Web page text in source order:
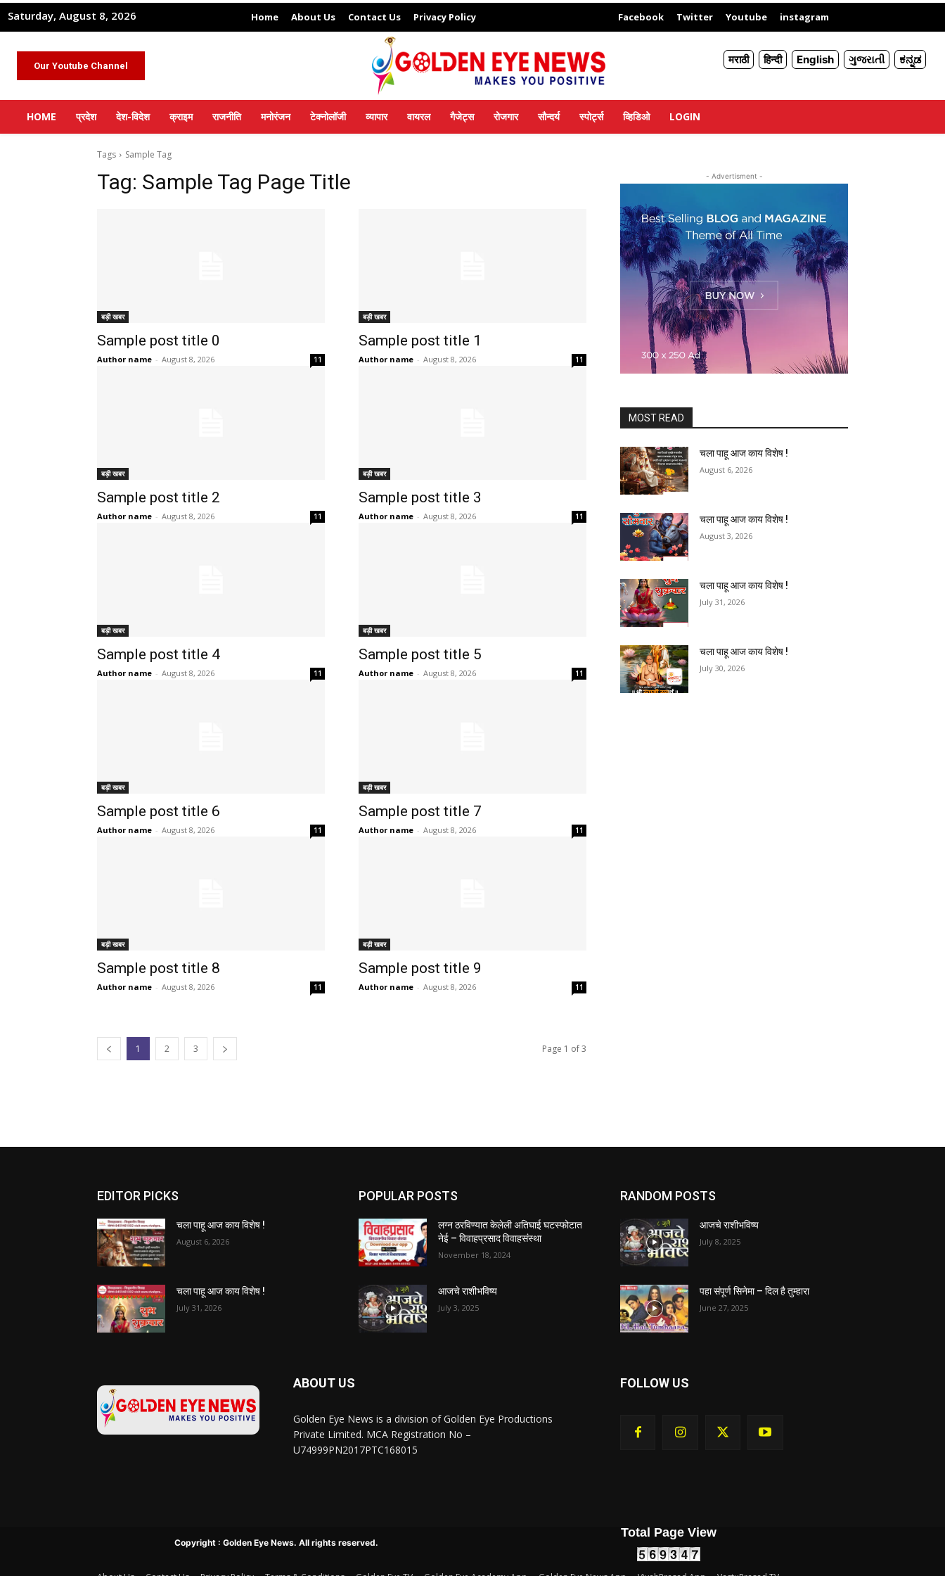
Saturday, August 8, 2026 Home About Us Contact Us Privacy Policy Facebook Twitter Youtube instagram
Our Youtube Channel मराठी हिन्दी English ગુજરાતી ಕನ್ನಡ
HOME प्रदेश देश-विदेश क्राइम राजनीति मनोरंजन टेक्नोलॉजी व्यापार वायरल गैजेट्स रोजगार सौन्दर्य स्पोर्ट्स व्हिडिओ LOGIN
Tags Sample Tag
Tag: Sample Tag Page Title
बड़ी खबर
Sample post title 0
Author name - August 8, 2026 11
बड़ी खबर
Sample post title 1
Author name - August 8, 2026 11
बड़ी खबर
Sample post title 2
Author name - August 8, 2026 11
बड़ी खबर
Sample post title 3
Author name - August 8, 2026 11
बड़ी खबर
Sample post title 4
Author name - August 8, 2026 11
बड़ी खबर
Sample post title 5
Author name - August 8, 2026 11
बड़ी खबर
Sample post title 6
Author name - August 8, 2026 11
बड़ी खबर
Sample post title 7
Author name - August 8, 2026 11
बड़ी खबर
Sample post title 8
Author name - August 8, 2026 11
बड़ी खबर
Sample post title 9
Author name - August 8, 2026 11
1 2 3 Page 1 of 3
- Advertisment -
MOST READ
चला पाहू आज काय विशेष !
August 6, 2026
चला पाहू आज काय विशेष !
August 3, 2026
चला पाहू आज काय विशेष !
July 31, 2026
चला पाहू आज काय विशेष !
July 30, 2026
EDITOR PICKS
चला पाहू आज काय विशेष !
August 6, 2026
चला पाहू आज काय विशेष !
July 31, 2026
POPULAR POSTS
लग्न ठरविण्यात केलेली अतिघाई घटस्फोटात
नेई – विवाहप्रसाद विवाहसंस्था
November 18, 2024
आजचे राशीभविष्य
July 3, 2025
RANDOM POSTS
आजचे राशीभविष्य
July 8, 2025
पहा संपूर्ण सिनेमा – दिल है तुम्हारा
June 27, 2025
ABOUT US
Golden Eye News is a division of Golden Eye Productions
Private Limited. MCA Registration No –
U74999PN2017PTC168015
FOLLOW US
Copyright : Golden Eye News. All rights reserved.
Total Page View